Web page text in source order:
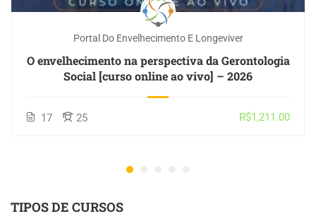
Portal Do Envelhecimento E Longeviver
O envelhecimento na perspectiva da Gerontologia
Social [curso online ao vivo] – 2026
17 25 R$1,211.00
TIPOS DE CURSOS